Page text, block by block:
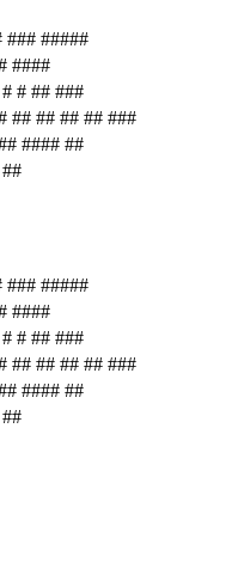
### #####
####
# ## ###
## ## ## ## ###
#### ##
### #####
####
# ## ###
## ## ## ## ###
#### ##